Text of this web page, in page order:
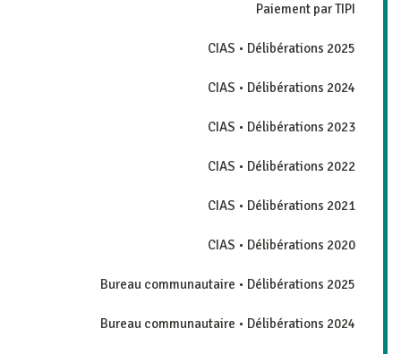
Paiement par TIPI
CIAS • Délibérations 2025
CIAS • Délibérations 2024
CIAS • Délibérations 2023
CIAS • Délibérations 2022
CIAS • Délibérations 2021
CIAS • Délibérations 2020
Bureau communautaire • Délibérations 2025
Bureau communautaire • Délibérations 2024